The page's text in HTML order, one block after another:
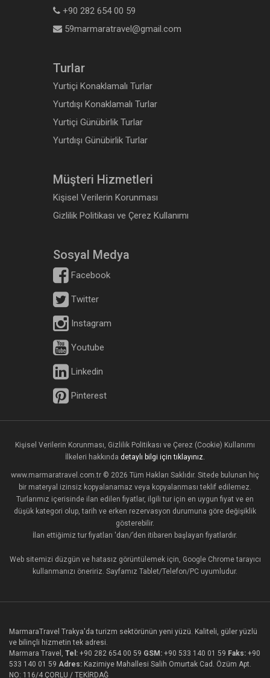
+90 282 654 00 59
59marmaratravel@gmail.com
Turlar
Yurtiçi Konaklamalı Turlar
Yurtdışı Konaklamalı Turlar
Yurtiçi Günübirlik Turlar
Yurtdışı Günübirlik Turlar
Müşteri Hizmetleri
Kişisel Verilerin Korunması
Gizlilik Politikası ve Çerez Kullanımı
Sosyal Medya
Facebook
Twitter
Instagram
Youtube
Linkedin
Pinterest
Kişisel Verilerin Korunması, Gizlilik Politikası ve Çerez (Cookie) Kullanımı
İlkeleri hakkında detaylı bilgi için tıklayınız.
www.marmaratravel.com.tr © 2026 Tüm Hakları Saklıdır. Sitede bulunan hiç
bir materyal izinsiz kopyalanamaz veya kopyalanması teklif edilemez.
Turlarımız içerisinde ilan edilen fiyatlar, ilgili tur için en uygun fiyat ve en
düşük kategori olup, tarih ve erken rezervasyon durumuna göre değişiklik
gösterebilir.
İlan ettiğimiz tur fiyatları 'dan/’den itibaren başlayan fiyatlardır.
Web sitemizi düzgün ve hatasız görüntülemek için, Google Chrome tarayıcı
kullanmanızı öneririz. Sayfamız Tablet/Telefon/PC uyumludur.
MarmaraTravel Trakya'da turizm sektörünün yeni yüzü. Kaliteli, güler yüzlü
ve bilinçli hizmetin tek adresi.
Marmara Travel, Tel: +90 282 654 00 59 GSM: +90 533 140 01 59 Faks: +90
533 140 01 59 Adres: Kazimiye Mahallesi Salih Omurtak Cad. Özüm Apt.
NO: 116/4 ÇORLU / TEKİRDAĞ